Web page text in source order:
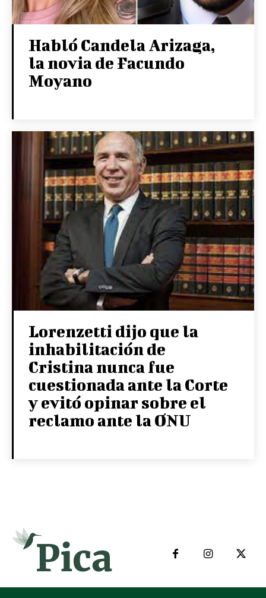
Habló Candela Arizaga,
la novia de Facundo
Moyano
Lorenzetti dijo que la
inhabilitación de
Cristina nunca fue
cuestionada ante la Corte
y evitó opinar sobre el
reclamo ante la ONU